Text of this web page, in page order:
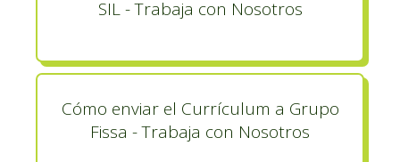
SIL - Trabaja con Nosotros
Cómo enviar el Currículum a Grupo
Fissa - Trabaja con Nosotros